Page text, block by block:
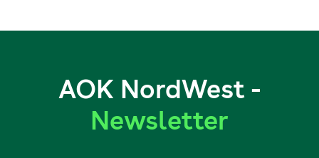
AOK NordWest -
Newsletter